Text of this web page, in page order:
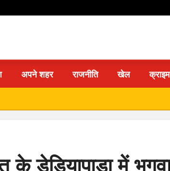
अपने शहर राजनीति खेल क्राइम
के डेडियापाड़ा में